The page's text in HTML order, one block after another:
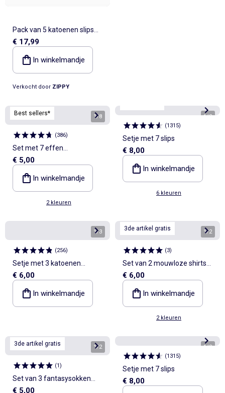
Pack van 5 katoenen slips
met bloemen/stippen
€ 17,99
In winkelmandje
Verkocht door ZIPPY
Best sellers* 1/8
(386)
Set met 7 effen
onderbroekjes
€ 5,00
In winkelmandje
2 kleuren
1/8
(1315)
Setje met 7 slips
€ 8,00
In winkelmandje
6 kleuren
1/3
(256)
Setje met 3 katoenen
singlets
€ 6,00
In winkelmandje
3de artikel gratis 1/2
(3)
Set van 2 mouwloze shirts
van pointelletricot
€ 6,00
In winkelmandje
2 kleuren
3de artikel gratis 1/2
(1)
Set van 3 fantasysokken
€ 5,00
1/8
(1315)
Setje met 7 slips
€ 8,00